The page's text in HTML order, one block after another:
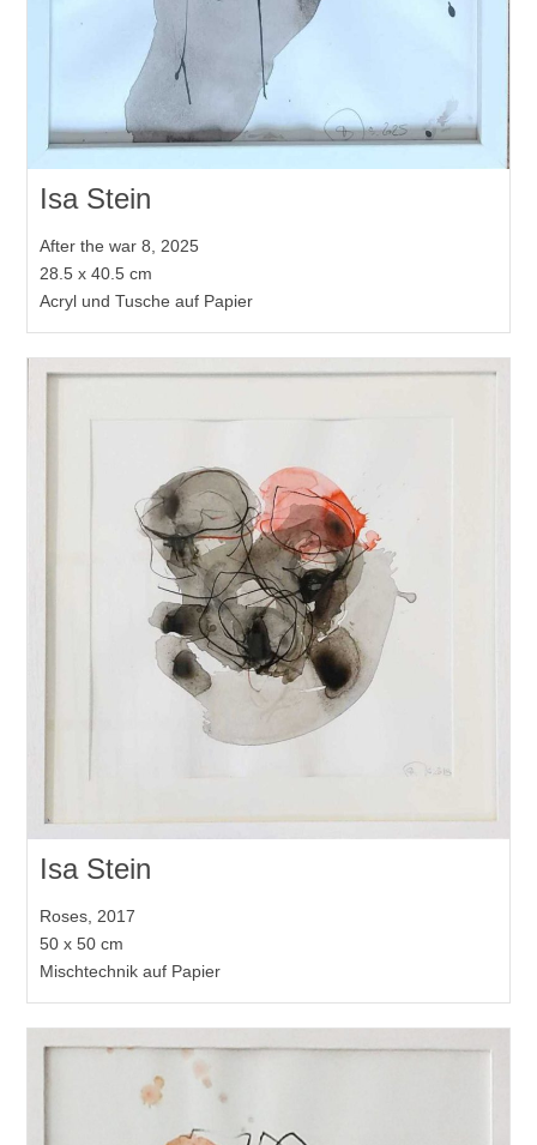
Isa Stein
After the war 8, 2025
28.5 x 40.5 cm
Acryl und Tusche auf Papier
Isa Stein
Roses, 2017
50 x 50 cm
Mischtechnik auf Papier